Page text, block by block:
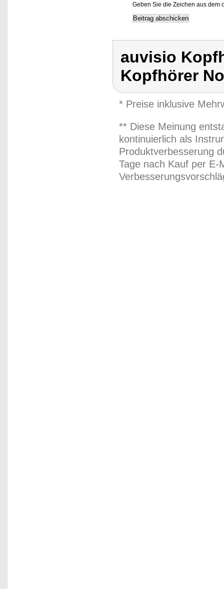
Geben Sie die Zeichen aus dem
auvisio
Kopfhörer
* Preise inklusive
** Diese Meinung
kontinuierlich als
Produktverbesserung
Tage nach Kauf per E-